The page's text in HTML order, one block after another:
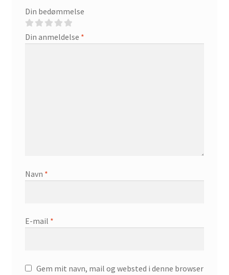
Din bedømmelse
Din anmeldelse *
Navn *
E-mail *
Gem mit navn, mail og websted i denne browser